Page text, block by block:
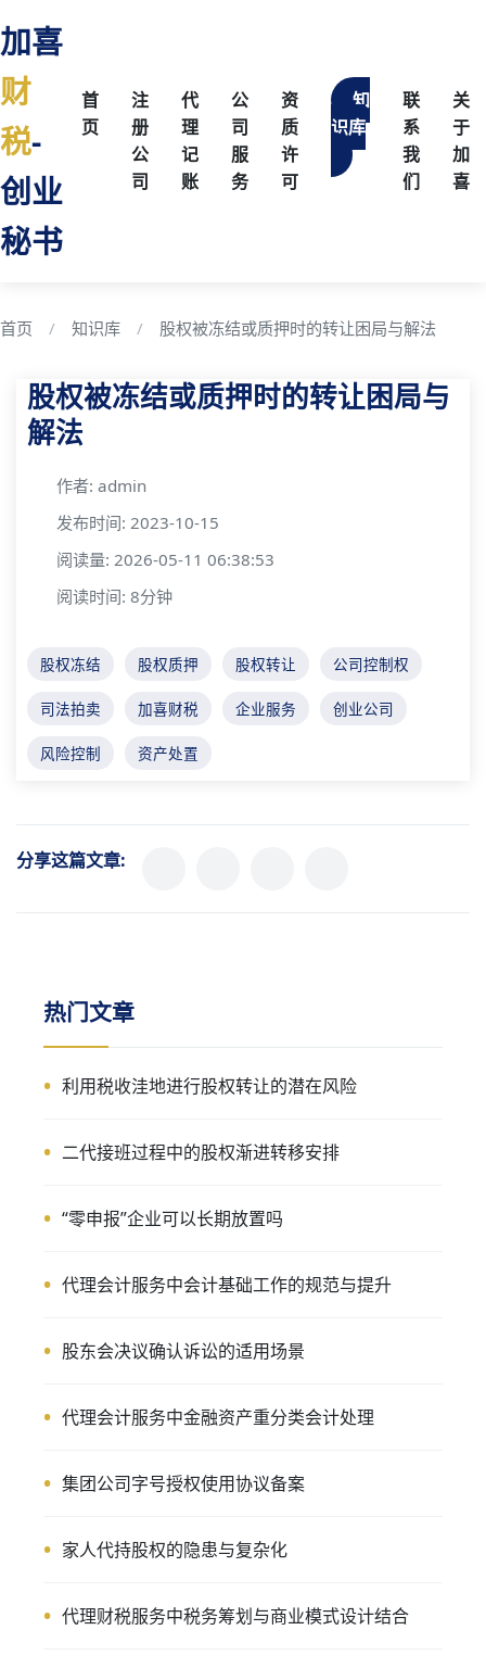
加喜
财
税-
创业
秘书
首
页
注
册
公
司
代
理
记
账
公
司
服
务
资
质
许
可
知
识库
联
系
我
们
关
于
加
喜
首页 知识库 股权被冻结或质押时的转让困局与解法
股权被冻结或质押时的转让困局与
解法
作者: admin
发布时间: 2023-10-15
阅读量: 2026-05-11 06:38:53
阅读时间: 8分钟
股权冻结 股权质押 股权转让 公司控制权
司法拍卖 加喜财税 企业服务 创业公司
风险控制 资产处置
分享这篇文章:
热门文章
利用税收洼地进行股权转让的潜在风险
二代接班过程中的股权渐进转移安排
“零申报”企业可以长期放置吗
代理会计服务中会计基础工作的规范与提升
股东会决议确认诉讼的适用场景
代理会计服务中金融资产重分类会计处理
集团公司字号授权使用协议备案
家人代持股权的隐患与复杂化
代理财税服务中税务筹划与商业模式设计结合